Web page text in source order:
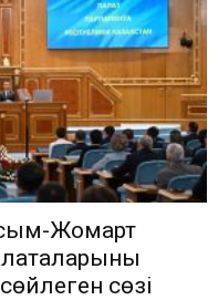
Жомарт
сөзі